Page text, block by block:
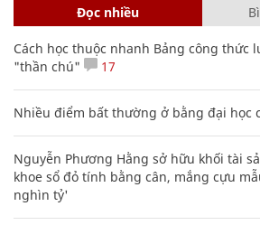
Đọc nhiều
Cách học thuộc nhanh Bảng công thức
"thần chú"
17
Nhiều điểm bất thường ở bằng đại học
Nguyễn Phương Hằng sở hữu khối tài
khoe sổ đỏ tính bằng cân, mắng cựu
nghìn tỷ'